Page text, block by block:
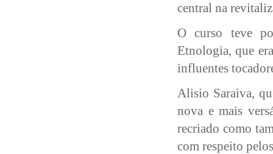
central na
O curso teve
Etnologia, que
influentes
Alisio Saraiva,
nova e mais
recriado como
com respeito